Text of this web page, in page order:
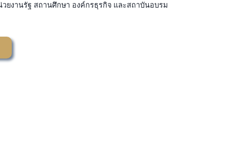
ยงานรัฐ สถานศึกษา องค์กรธุรกิจ และสถาบันอบรม